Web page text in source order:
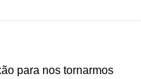
para nos tornarmos